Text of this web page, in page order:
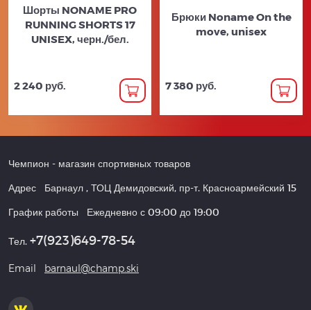
Шорты NONAME PRO
RUNNING SHORTS 17
UNISEX, черн./бел.
2 240 руб.
Брюки Noname On the
move, unisex
7 380 руб.
Чемпион - магазин спортивных товаров
Адрес Барнаул , ТОЦ Демидовский, пр-т. Красноармейский 15
График работы Ежедневно с 09:00 до 19:00
Тел. +7(923)649-78-54
Email barnaul@champ.ski